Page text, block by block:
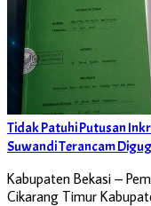
Tidak Patuhi Putusan
Suwandi Terancam
Kabupaten Bekasi –
Cikarang Timur